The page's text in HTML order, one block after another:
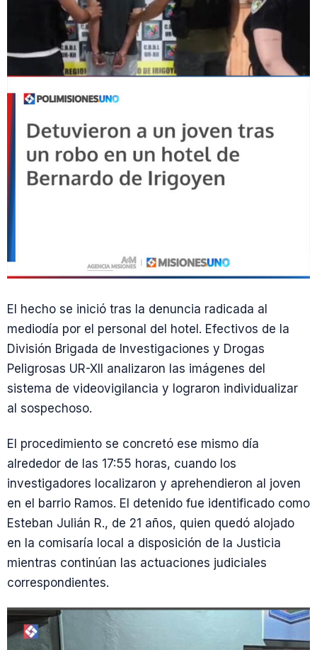
El hecho se inició tras la denuncia radicada al
mediodía por el personal del hotel. Efectivos de la
División Brigada de Investigaciones y Drogas
Peligrosas UR-XII analizaron las imágenes del
sistema de videovigilancia y lograron individualizar
al sospechoso.
El procedimiento se concretó ese mismo día
alrededor de las 17:55 horas, cuando los
investigadores localizaron y aprehendieron al joven
en el barrio Ramos. El detenido fue identificado como
Esteban Julián R., de 21 años, quien quedó alojado
en la comisaría local a disposición de la Justicia
mientras continúan las actuaciones judiciales
correspondientes.